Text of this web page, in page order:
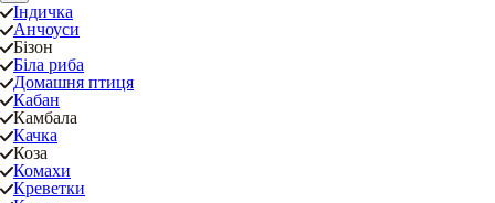
Індичка
Анчоуси
Бізон
Біла риба
Домашня птиця
Кабан
Камбала
Качка
Коза
Комахи
Креветки